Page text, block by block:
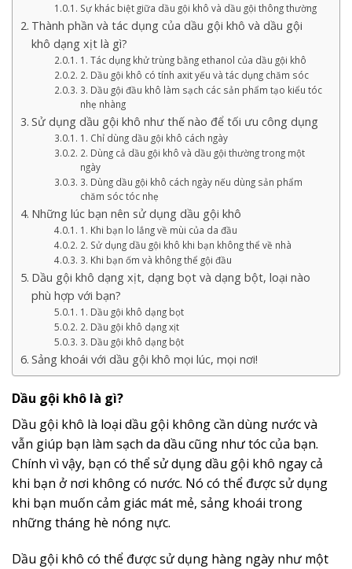
Sự khác biệt giữa dầu gội khô và dầu gội thông thường
Thành phần và tác dụng của dầu gội khô và dầu gội
khô dạng xịt là gì?
1. Tác dụng khử trùng bằng ethanol của dầu gội khô
2. Dầu gội khô có tính axit yếu và tác dụng chăm sóc
3. Dầu gội đầu khô làm sạch các sản phẩm tạo kiểu tóc
nhẹ nhàng
Sử dụng dầu gội khô như thế nào để tối ưu công dụng
1. Chỉ dùng dầu gội khô cách ngày
2. Dùng cả dầu gội khô và dầu gội thường trong một
ngày
3. Dùng dầu gội khô cách ngày nếu dùng sản phẩm
chăm sóc tóc nhẹ
Những lúc bạn nên sử dụng dầu gội khô
1. Khi bạn lo lắng về mùi của da đầu
2. Sử dụng dầu gội khô khi bạn không thể về nhà
3. Khi bạn ốm và không thể gội đầu
Dầu gội khô dạng xịt, dạng bọt và dạng bột, loại nào
phù hợp với bạn?
1. Dầu gội khô dạng bọt
2. Dầu gội khô dạng xịt
3. Dầu gội khô dạng bột
Sảng khoái với dầu gội khô mọi lúc, mọi nơi!
Dầu gội khô là gì?
Dầu gội khô là loại dầu gội không cần dùng nước và
vẫn giúp bạn làm sạch da dầu cũng như tóc của bạn.
Chính vì vậy, bạn có thể sử dụng dầu gội khô ngay cả
khi bạn ở nơi không có nước. Nó có thể được sử dụng
khi bạn muốn cảm giác mát mẻ, sảng khoái trong
những tháng hè nóng nực.
Dầu gội khô có thể được sử dụng hàng ngày như một